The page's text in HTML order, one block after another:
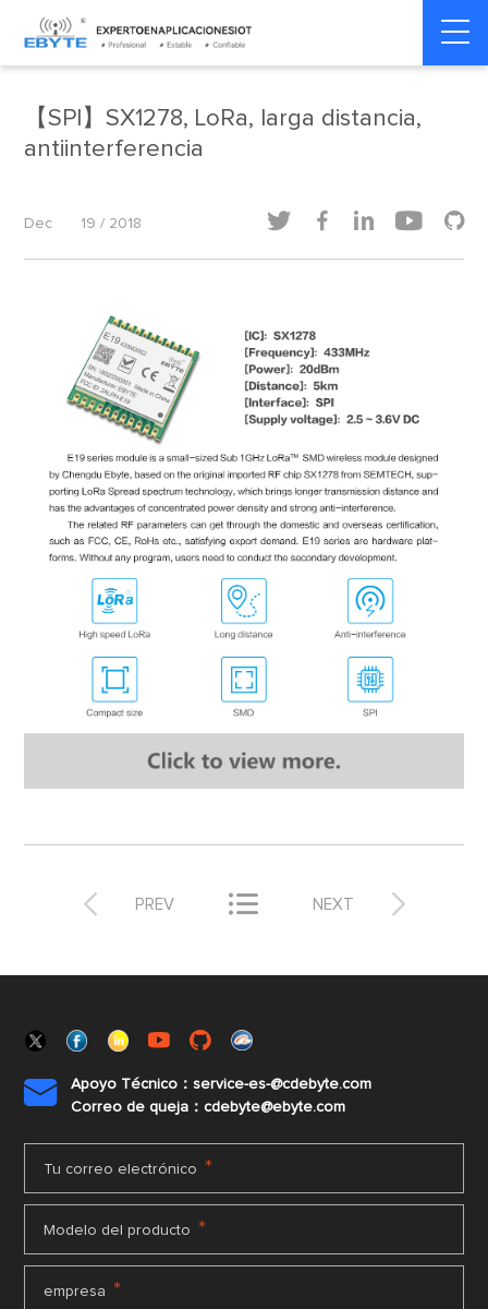
Home > Dinámica del producto Dinámica del producto
【SPI】SX1278, LoRa, larga distancia,
antiinterferencia
Dec 19 / 2018     
 PREV  
NEXT

Apoyo Técnico：service-es-@cdebyte.com
Correo de queja：cdebyte@ebyte.com
Tu correo electrónico *
Modelo del producto *
empresa *